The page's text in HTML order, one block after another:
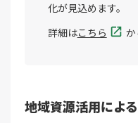
化が見込めます。
詳細はこちら か
地域資源活用によ